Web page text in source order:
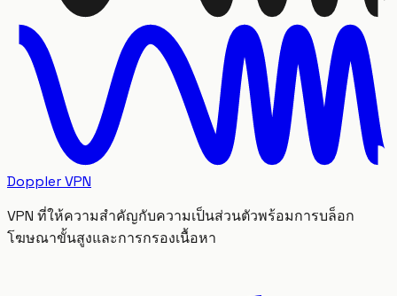
Doppler VPN
VPN ที่ให้ความสำคัญกับความเป็นส่วนตัวพร้อมการบล็อก
โฆษณาขั้นสูงและการกรองเนื้อหา